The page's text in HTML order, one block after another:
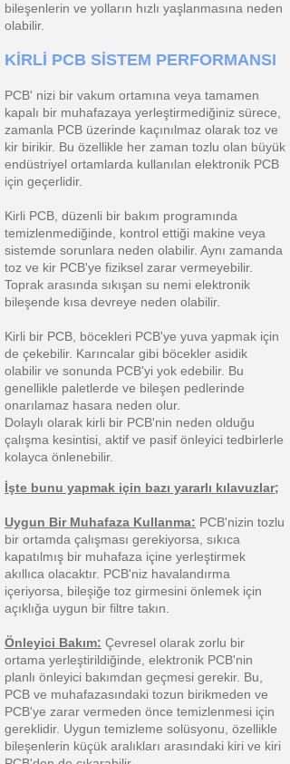
bileşenlerin ve yolların hızlı yaşlanmasına neden
olabilir.
KİRLİ PCB SİSTEM PERFORMANSI
PCB' nizi bir vakum ortamına veya tamamen
kapalı bir muhafazaya yerleştirmediğiniz sürece,
zamanla PCB üzerinde kaçınılmaz olarak toz ve
kir birikir. Bu özellikle her zaman tozlu olan büyük
endüstriyel ortamlarda kullanılan elektronik PCB
için geçerlidir.
Kirli PCB, düzenli bir bakım programında
temizlenmediğinde, kontrol ettiği makine veya
sistemde sorunlara neden olabilir. Aynı zamanda
toz ve kir PCB'ye fiziksel zarar vermeyebilir.
Toprak arasında sıkışan su nemi elektronik
bileşende kısa devreye neden olabilir.
Kirli bir PCB, böcekleri PCB'ye yuva yapmak için
de çekebilir. Karıncalar gibi böcekler asidik
olabilir ve sonunda PCB'yi yok edebilir. Bu
genellikle paletlerde ve bileşen pedlerinde
onarılamaz hasara neden olur.
Dolaylı olarak kirli bir PCB'nin neden olduğu
çalışma kesintisi, aktif ve pasif önleyici tedbirlerle
kolayca önlenebilir.
İşte bunu yapmak için bazı yararlı kılavuzlar;
Uygun Bir Muhafaza Kullanma: PCB'nizin tozlu
bir ortamda çalışması gerekiyorsa, sıkıca
kapatılmış bir muhafaza içine yerleştirmek
akıllıca olacaktır. PCB'niz havalandırma
içeriyorsa, bileşiğe toz girmesini önlemek için
açıklığa uygun bir filtre takın.
Önleyici Bakım: Çevresel olarak zorlu bir
ortama yerleştirildiğinde, elektronik PCB'nin
planlı önleyici bakımdan geçmesi gerekir. Bu,
PCB ve muhafazasındaki tozun birikmeden ve
PCB'ye zarar vermeden önce temizlenmesi için
gereklidir. Uygun temizleme solüsyonu, özellikle
bileşenlerin küçük aralıkları arasındaki kiri ve kiri